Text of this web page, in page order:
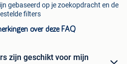
gebaseerd op je zoekopdracht en de
filters
over deze FAQ
zijn geschikt voor mijn